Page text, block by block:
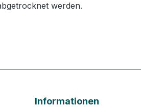
werden.
Informationen